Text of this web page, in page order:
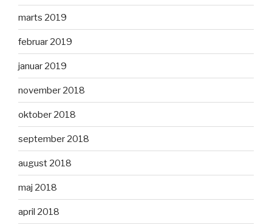
marts 2019
februar 2019
januar 2019
november 2018
oktober 2018
september 2018
august 2018
maj 2018
april 2018